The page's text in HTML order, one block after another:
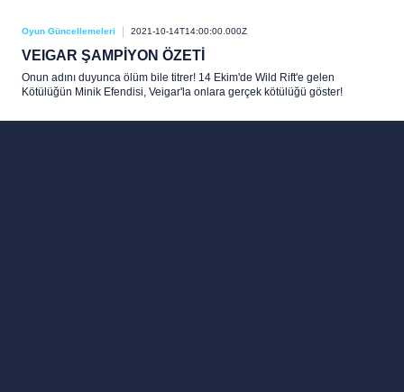
Oyun Güncellemeleri 2021-10-14T14:00:00.000Z
VEIGAR ŞAMPİYON ÖZETİ
Onun adını duyunca ölüm bile titrer! 14 Ekim'de Wild Rift'e gelen
Kötülüğün Minik Efendisi, Veigar'la onlara gerçek kötülüğü göster!